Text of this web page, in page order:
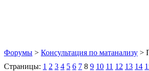
Форумы > Консультация по матанализу >
Страницы: 1 2 3 4 5 6 7 8 9 10 11 12 13 14